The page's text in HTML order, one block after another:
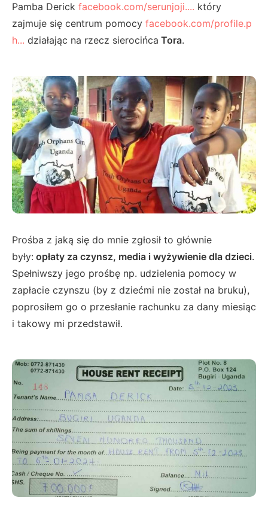
Pamba Derick facebook.com/serunjoji.... który
zajmuje się centrum pomocy facebook.com/profile.p
h... działając na rzecz sierocińca Tora.
Prośba z jaką się do mnie zgłosił to głównie
były: opłaty za czynsz, media i wyżywienie dla dzieci.
Spełniwszy jego prośbę np. udzielenia pomocy w
zapłacie czynszu (by z dziećmi nie został na bruku),
poprosiłem go o przesłanie rachunku za dany miesiąc
i takowy mi przedstawił.